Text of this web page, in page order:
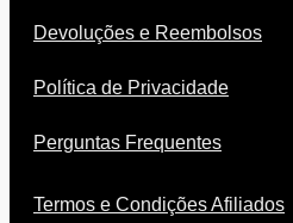
Devoluções e Reembolsos
Política de Privacidade
Perguntas Frequentes
Termos e Condições Afiliados